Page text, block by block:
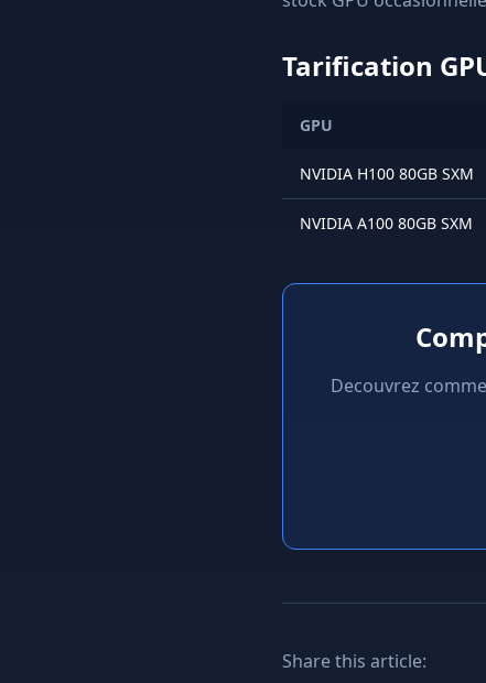
Tarification
GPU
NVIDIA H100 80GB SXM
NVIDIA A100 80GB SXM
Decouvrez
Share this article: